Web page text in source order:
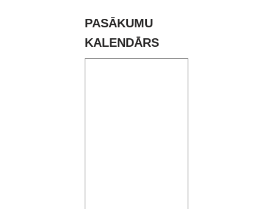
PASĀKUMU
KALENDĀRS